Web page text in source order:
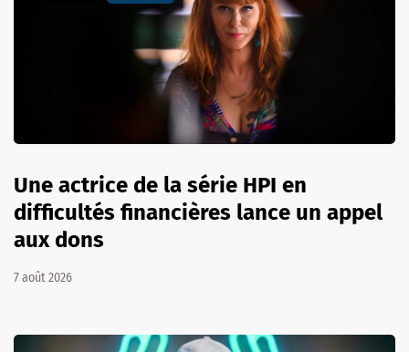
Une actrice de la série HPI en
difficultés financières lance un appel
aux dons
7 août 2026